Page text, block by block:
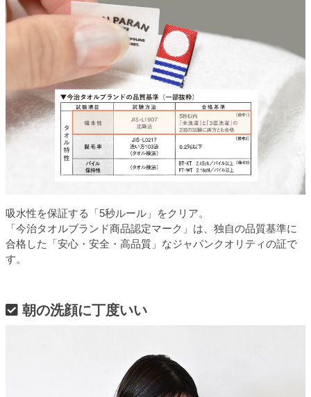
吸水性を保証する「5秒ルール」をクリア。
「今治タオルブランド商品認定マーク」は、独自の品質基準に
合格した「安心・安全・高品質」なジャパンクオリティの証で
す。
朝の洗顔に丁度いい